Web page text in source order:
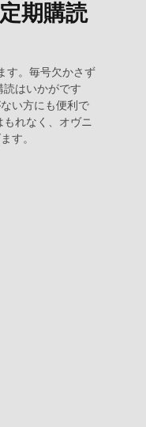
期購読
す。毎号欠かさず
はいかがです
い方にも便利で
れなく、オヴニ
す。